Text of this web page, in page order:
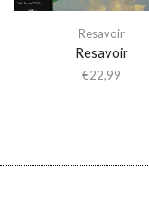
Resavoir
Resavoir
€22,99